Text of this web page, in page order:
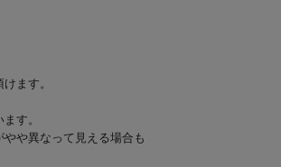
ます。
す。
や異なって見える場合も